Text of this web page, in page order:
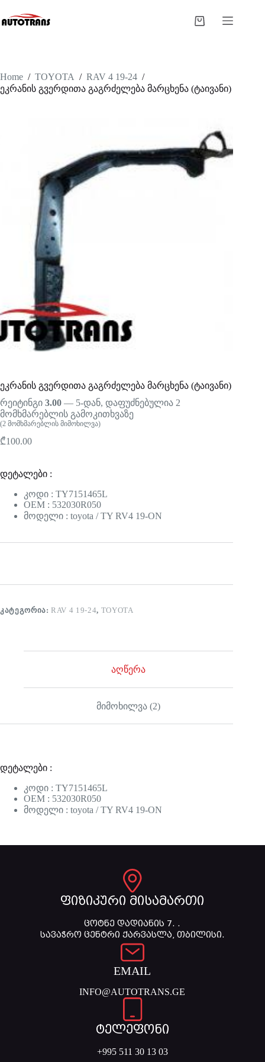
Home / TOYOTA / RAV 4 19-24 /
ეკრანის გვერდითა გაგრძელება მარცხენა (ტაივანი)
ეკრანის გვერდითა გაგრძელება მარცხენა (ტაივანი)
რეიტინგი 3.00 — 5-დან, დაფუძნებულია 2
მომხმარებლის გამოკითხვაზე
(2 მომხმარებლის მიმოხილვა)
₾100.00
დეტალები :
კოდი : TY7151465L
OEM : 532030R050
მოდელი : toyota / TY RV4 19-ON
ᲙᲐᲢᲔᲒᲝᲠᲘᲐ:RAV 4 19-24, TOYOTA
აღწერა
მიმოხილვა (2)
დეტალები :
კოდი : TY7151465L
OEM : 532030R050
მოდელი : toyota / TY RV4 19-ON
ფიზიკური მისამართი
ცოტნე დადიანის 7. .
სავაჭრო ცენტრი ქარვასლა, თბილისი.
EMAIL
INFO@AUTOTRANS.GE
ტელეფონი
+995 511 30 13 03